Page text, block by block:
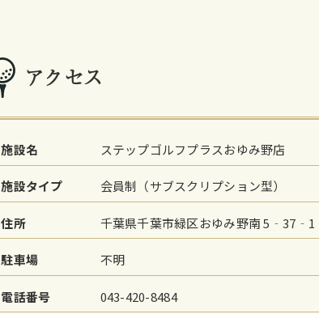
アクセス
施設名 ステップゴルフプラスおゆみ野店
施設タイプ 会員制（サブスクリプション型）
住所 千葉県千葉市緑区おゆみ野南
駐車場 不明
電話番号 043-420-8484